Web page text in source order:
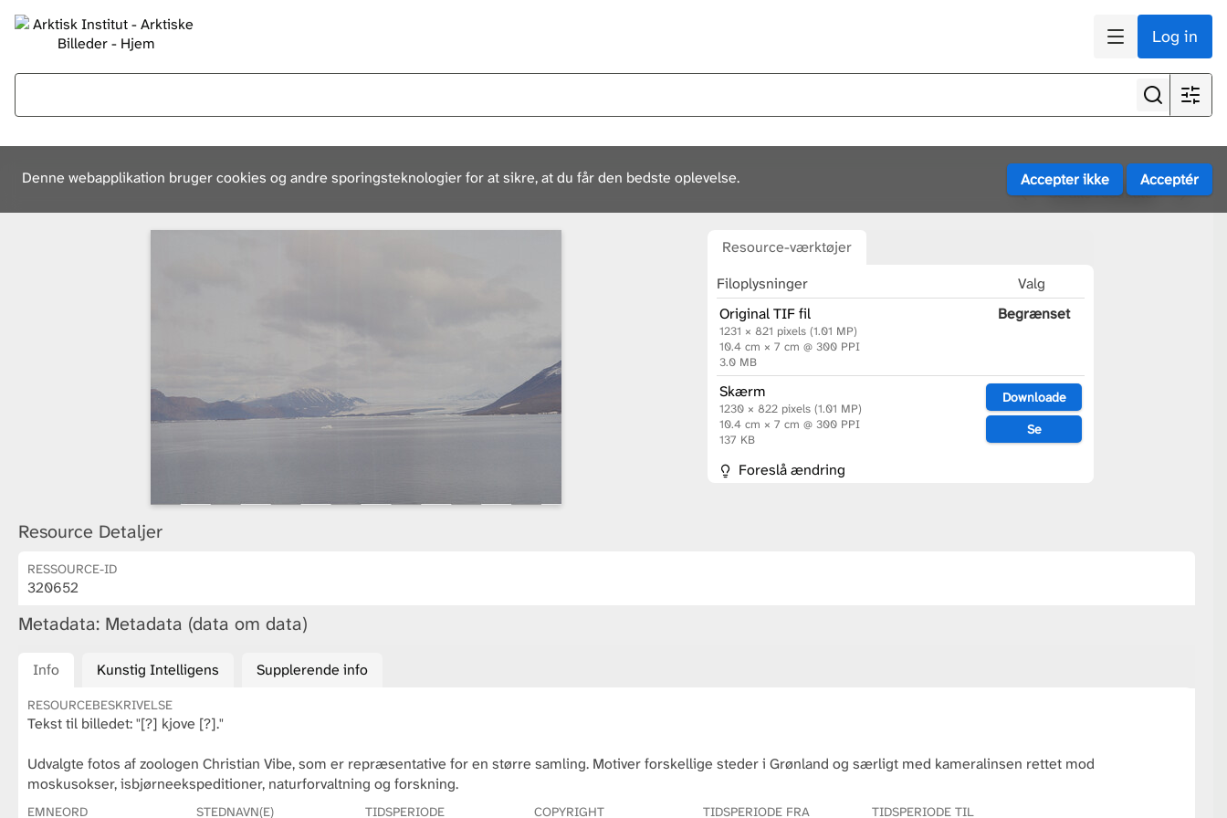
Log in
Denne webapplikation bruger cookies og andre sporingsteknologier for at sikre, at du får den bedste oplevelse.
Se alle resultater
Resource-værktøjer
Filoplysninger
Valg
Original TIF fil
1231 × 821 pixels (1.01 MP)
10.4 cm × 7 cm @ 300 PPI
3.0 MB
Begrænset
Skærm
1230 × 822 pixels (1.01 MP)
10.4 cm × 7 cm @ 300 PPI
137 KB
Downloade
Se
Foreslå ændring
Resource Detaljer
RESSOURCE-ID
320652
Metadata: Metadata (data om data)
Info Kunstig Intelligens Supplerende info
RESOURCEBESKRIVELSE
Tekst til billedet: "[?] kjove [?]."
Udvalgte fotos af zoologen Christian Vibe, som er repræsentative for en større samling. Motiver forskellige steder i Grønland og særligt med kameralinsen rettet mod
moskusokser, isbjørneekspeditioner, naturforvaltning og forskning.
EMNEORD STEDNAVN(E) TIDSPERIODE COPYRIGHT TIDSPERIODE FRA TIDSPERIODE TIL